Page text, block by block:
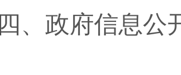
四 、政府信息公